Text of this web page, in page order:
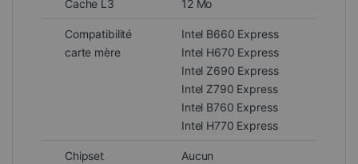
Cache L3 12 Mo
Compatibilité
carte mère
Intel B660 Express
Intel H670 Express
Intel Z690 Express
Intel Z790 Express
Intel B760 Express
Intel H770 Express
Chipset
Aucun